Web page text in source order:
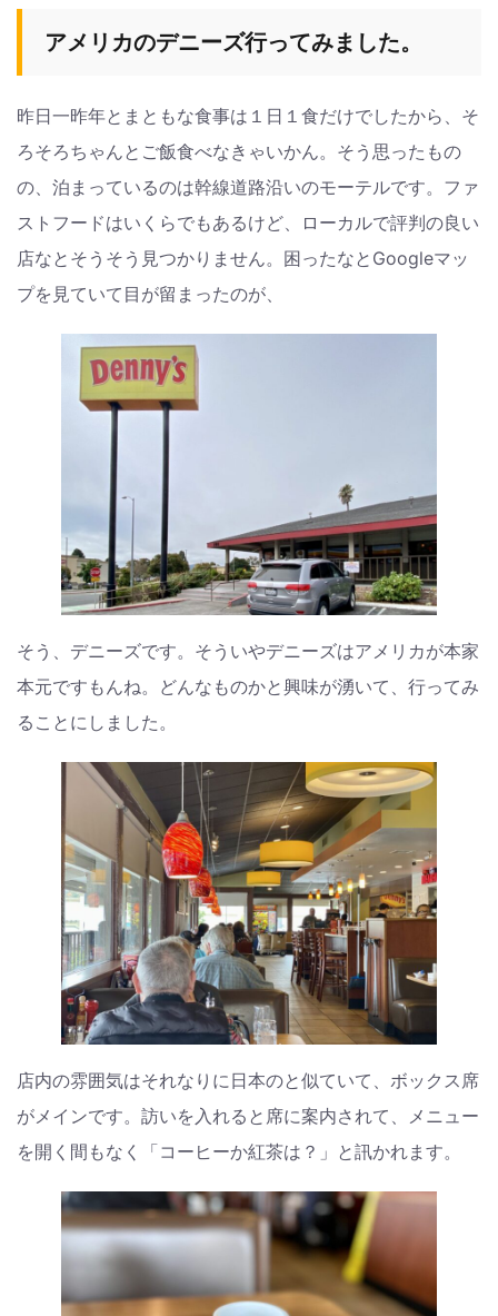
アメリカのデニーズ行ってみました。
昨日一昨年とまともな食事は１日１食だけでしたから、そ
ろそろちゃんとご飯食べなきゃいかん。そう思ったもの
の、泊まっているのは幹線道路沿いのモーテルです。ファ
ストフードはいくらでもあるけど、ローカルで評判の良い
店なとそうそう見つかりません。困ったなとGoogleマッ
プを見ていて目が留まったのが、
そう、デニーズです。そういやデニーズはアメリカが本家
本元ですもんね。どんなものかと興味が湧いて、行ってみ
ることにしました。
店内の雰囲気はそれなりに日本のと似ていて、ボックス席
がメインです。訪いを入れると席に案内されて、メニュー
を開く間もなく「コーヒーか紅茶は？」と訊かれます。